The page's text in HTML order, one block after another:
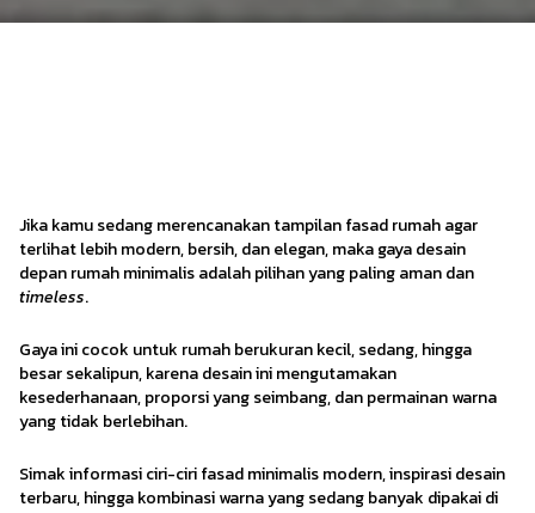
2026
Modern Enthusiast·26 November 2025
Jika kamu sedang merencanakan tampilan fasad rumah agar
terlihat lebih modern, bersih, dan elegan, maka gaya desain
depan rumah minimalis adalah pilihan yang paling aman dan
timeless.
Gaya ini cocok untuk rumah berukuran kecil, sedang, hingga
besar sekalipun, karena desain ini mengutamakan
kesederhanaan, proporsi yang seimbang, dan permainan warna
yang tidak berlebihan.
Simak informasi ciri-ciri fasad minimalis modern, inspirasi desain
terbaru, hingga kombinasi warna yang sedang banyak dipakai di